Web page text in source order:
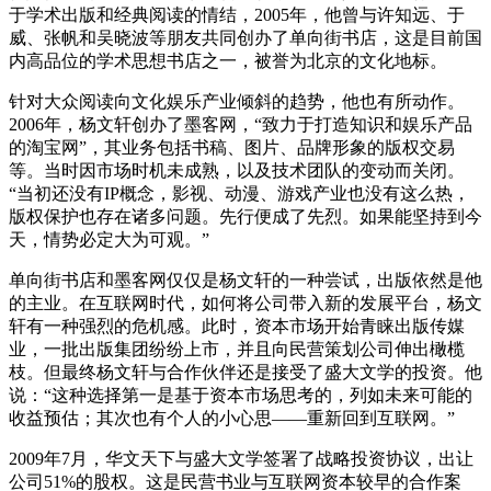
于学术出版和经典阅读的情结，2005年，他曾与许知远、于
威、张帆和吴晓波等朋友共同创办了单向街书店，这是目前国
内高品位的学术思想书店之一，被誉为北京的文化地标。
针对大众阅读向文化娱乐产业倾斜的趋势，他也有所动作。
2006年，杨文轩创办了墨客网，“致力于打造知识和娱乐产品
的淘宝网”，其业务包括书稿、图片、品牌形象的版权交易
等。当时因市场时机未成熟，以及技术团队的变动而关闭。
“当初还没有IP概念，影视、动漫、游戏产业也没有这么热，
版权保护也存在诸多问题。先行便成了先烈。如果能坚持到今
天，情势必定大为可观。”
单向街书店和墨客网仅仅是杨文轩的一种尝试，出版依然是他
的主业。在互联网时代，如何将公司带入新的发展平台，杨文
轩有一种强烈的危机感。此时，资本市场开始青睐出版传媒
业，一批出版集团纷纷上市，并且向民营策划公司伸出橄榄
枝。但最终杨文轩与合作伙伴还是接受了盛大文学的投资。他
说：“这种选择第一是基于资本市场思考的，列如未来可能的
收益预估；其次也有个人的小心思——重新回到互联网。”
2009年7月，华文天下与盛大文学签署了战略投资协议，出让
公司51%的股权。这是民营书业与互联网资本较早的合作案